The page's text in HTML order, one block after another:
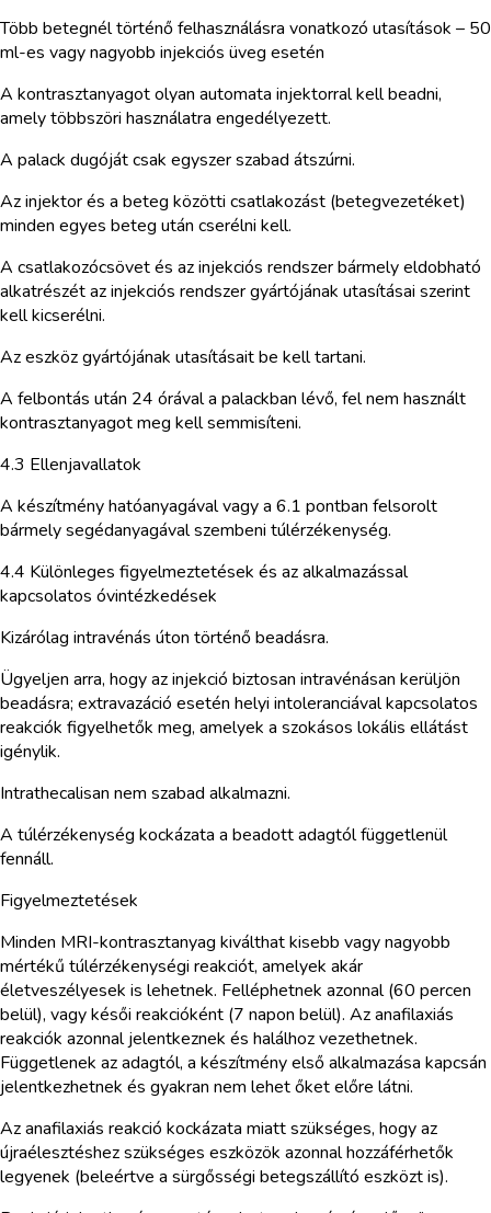
Több betegnél történő felhasználásra vonatkozó utasítások – 50
ml-es vagy nagyobb injekciós üveg esetén
A kontrasztanyagot olyan automata injektorral kell beadni,
amely többszöri használatra engedélyezett.
A palack dugóját csak egyszer szabad átszúrni.
Az injektor és a beteg közötti csatlakozást (betegvezetéket)
minden egyes beteg után cserélni kell.
A csatlakozócsövet és az injekciós rendszer bármely eldobható
alkatrészét az injekciós rendszer gyártójának utasításai szerint
kell kicserélni.
Az eszköz gyártójának utasításait be kell tartani.
A felbontás után 24 órával a palackban lévő, fel nem használt
kontrasztanyagot meg kell semmisíteni.
4.3 Ellenjavallatok
A készítmény hatóanyagával vagy a 6.1 pontban felsorolt
bármely segédanyagával szembeni túlérzékenység.
4.4 Különleges figyelmeztetések és az alkalmazással
kapcsolatos óvintézkedések
Kizárólag intravénás úton történő beadásra.
Ügyeljen arra, hogy az injekció biztosan intravénásan kerüljön
beadásra; extravazáció esetén helyi intoleranciával kapcsolatos
reakciók figyelhetők meg, amelyek a szokásos lokális ellátást
igénylik.
Intrathecalisan nem szabad alkalmazni.
A túlérzékenység kockázata a beadott adagtól függetlenül
fennáll.
Figyelmeztetések
Minden MRI-kontrasztanyag kiválthat kisebb vagy nagyobb
mértékű túlérzékenységi reakciót, amelyek akár
életveszélyesek is lehetnek. Felléphetnek azonnal (60 percen
belül), vagy késői reakcióként (7 napon belül). Az anafilaxiás
reakciók azonnal jelentkeznek és halálhoz vezethetnek.
Függetlenek az adagtól, a készítmény első alkalmazása kapcsán
jelentkezhetnek és gyakran nem lehet őket előre látni.
Az anafilaxiás reakció kockázata miatt szükséges, hogy az
újraélesztéshez szükséges eszközök azonnal hozzáférhetők
legyenek (beleértve a sürgősségi betegszállító eszközt is).